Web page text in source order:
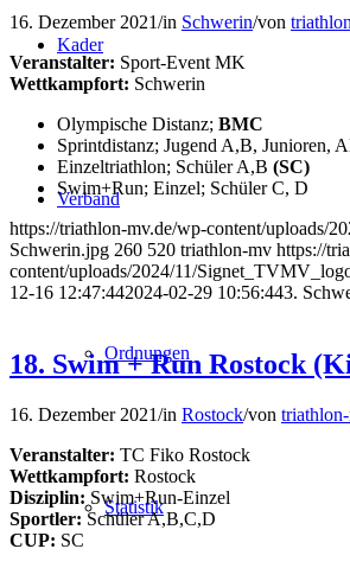
Kader
Verband
Ordnungen
Statistik
16. Dezember 2021/in Schwerin/von
Veranstalter: Sport-Event MK
Wettkampfort: Schwerin
Olympische Distanz; BMC
Sprintdistanz; Jugend A,B, Junioren,
Einzeltriathlon; Schüler A,B (SC)
Swim+Run; Einzel; Schüler C, D
https://triathlon-mv.de/wp-content/uploads/
Schwerin.jpg 260 520 triathlon-mv https://
content/uploads/2024/11/
12-16 12:47:442024-02-29 10:56:443.
18. Swim + Run Rostock
16. Dezember 2021/in Rostock/von
Veranstalter: TC Fiko Rostock
Wettkampfort: Rostock
Disziplin: Swim+Run-Einzel
Sportler: Schüler A,B,C,D
CUP: SC